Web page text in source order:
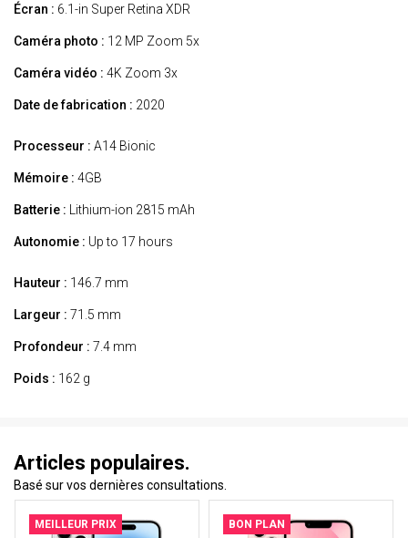
Écran : 6.1-in Super Retina XDR
Caméra photo : 12 MP Zoom 5x
Caméra vidéo : 4K Zoom 3x
Date de fabrication : 2020
Processeur : A14 Bionic
Mémoire : 4GB
Batterie : Lithium-ion 2815 mAh
Autonomie : Up to 17 hours
Hauteur : 146.7 mm
Largeur : 71.5 mm
Profondeur : 7.4 mm
Poids : 162 g
Articles populaires.
Basé sur vos dernières consultations.
MEILLEUR PRIX BON PLAN